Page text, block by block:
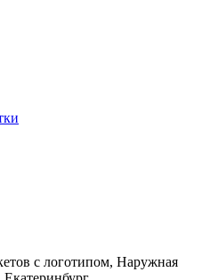
с логотипом, Наружная